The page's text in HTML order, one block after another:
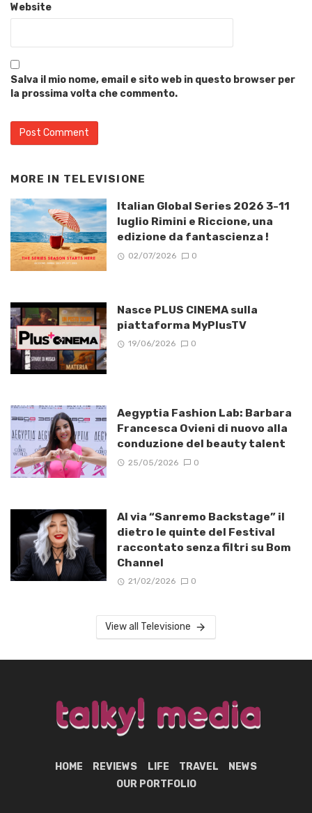
Website
Salva il mio nome, email e sito web in questo browser per
la prossima volta che commento.
MORE IN TELEVISIONE
Italian Global Series 2026 3-11
luglio Rimini e Riccione, una
edizione da fantascienza !
02/07/2026 0
Nasce PLUS CINEMA sulla
piattaforma MyPlusTV
19/06/2026 0
Aegyptia Fashion Lab: Barbara
Francesca Ovieni di nuovo alla
conduzione del beauty talent
25/05/2026 0
Al via “Sanremo Backstage” il
dietro le quinte del Festival
raccontato senza filtri su Bom
Channel
21/02/2026 0
View all Televisione
HOME REVIEWS LIFE TRAVEL
NEWS
OUR PORTFOLIO